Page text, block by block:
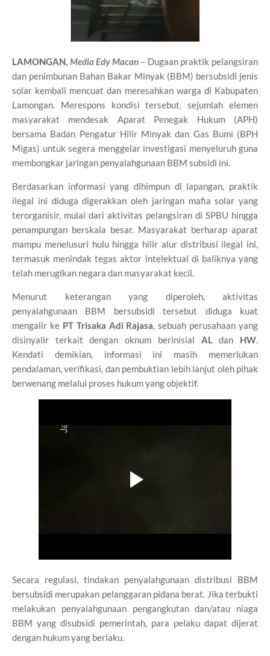
LAMONGAN, Media Edy Macan– Dugaan praktik pelangsiran
dan penimbunan Bahan Bakar Minyak (BBM) bersubsidi jenis
solar kembali mencuat dan meresahkan warga di Kabupaten
Lamongan. Merespons kondisi tersebut, sejumlah elemen
masyarakat mendesak Aparat Penegak Hukum (APH)
bersama Badan Pengatur Hilir Minyak dan Gas Bumi (BPH
Migas) untuk segera menggelar investigasi menyeluruh guna
membongkar jaringan penyalahgunaan BBM subsidi ini.
Berdasarkan informasi yang dihimpun di lapangan, praktik
ilegal ini diduga digerakkan oleh jaringan mafia solar yang
terorganisir, mulai dari aktivitas pelangsiran di SPBU hingga
penampungan berskala besar. Masyarakat berharap aparat
mampu menelusuri hulu hingga hilir alur distribusi ilegal ini,
termasuk menindak tegas aktor intelektual di baliknya yang
telah merugikan negara dan masyarakat kecil.
Menurut keterangan yang diperoleh, aktivitas
penyalahgunaan BBM bersubsidi tersebut diduga kuat
mengalir ke PT Trisaka Adi Rajasa, sebuah perusahaan yang
disinyalir terkait dengan oknum berinisial ALdan HW.
Kendati demikian, informasi ini masih memerlukan
pendalaman, verifikasi, dan pembuktian lebih lanjut oleh pihak
berwenang melalui proses hukum yang objektif.
Secara regulasi, tindakan penyalahgunaan distribusi BBM
bersubsidi merupakan pelanggaran pidana berat. Jika terbukti
melakukan penyalahgunaan pengangkutan dan/atau niaga
BBM yang disubsidi pemerintah, para pelaku dapat dijerat
dengan hukum yang berlaku.